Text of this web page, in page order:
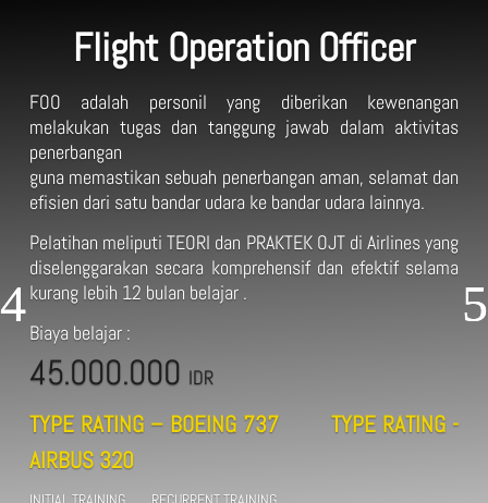
Flight Operation Officer
FOO adalah personil yang diberikan kewenangan
melakukan tugas dan tanggung jawab dalam aktivitas
penerbangan
guna memastikan sebuah penerbangan aman, selamat dan
efisien dari satu bandar udara ke bandar udara lainnya.
Pelatihan meliputi TEORI dan PRAKTEK OJT di Airlines yang
diselenggarakan secara komprehensif dan efektif selama
kurang lebih 12 bulan belajar .
Biaya belajar :
45.000.000 IDR
TYPE RATING – BOEING 737 TYPE RATING -
AIRBUS 320